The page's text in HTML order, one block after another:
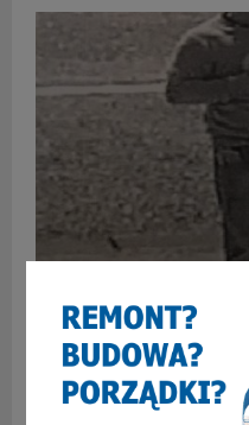
Rozpoznajecie go?
Górnika